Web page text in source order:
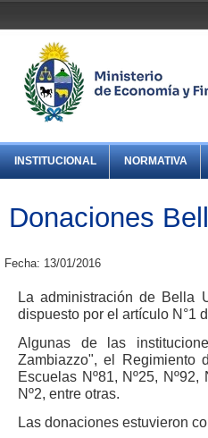
INSTITUCIONAL NORMATIVA
Donaciones
Fecha: 13/01/2016
La administración de Bella
dispuesto por el artículo N°1
Algunas de las
Zambiazzo", el Regimiento
Escuelas Nº81, Nº25, Nº92,
Nº2, entre otras.
Las donaciones estuvieron